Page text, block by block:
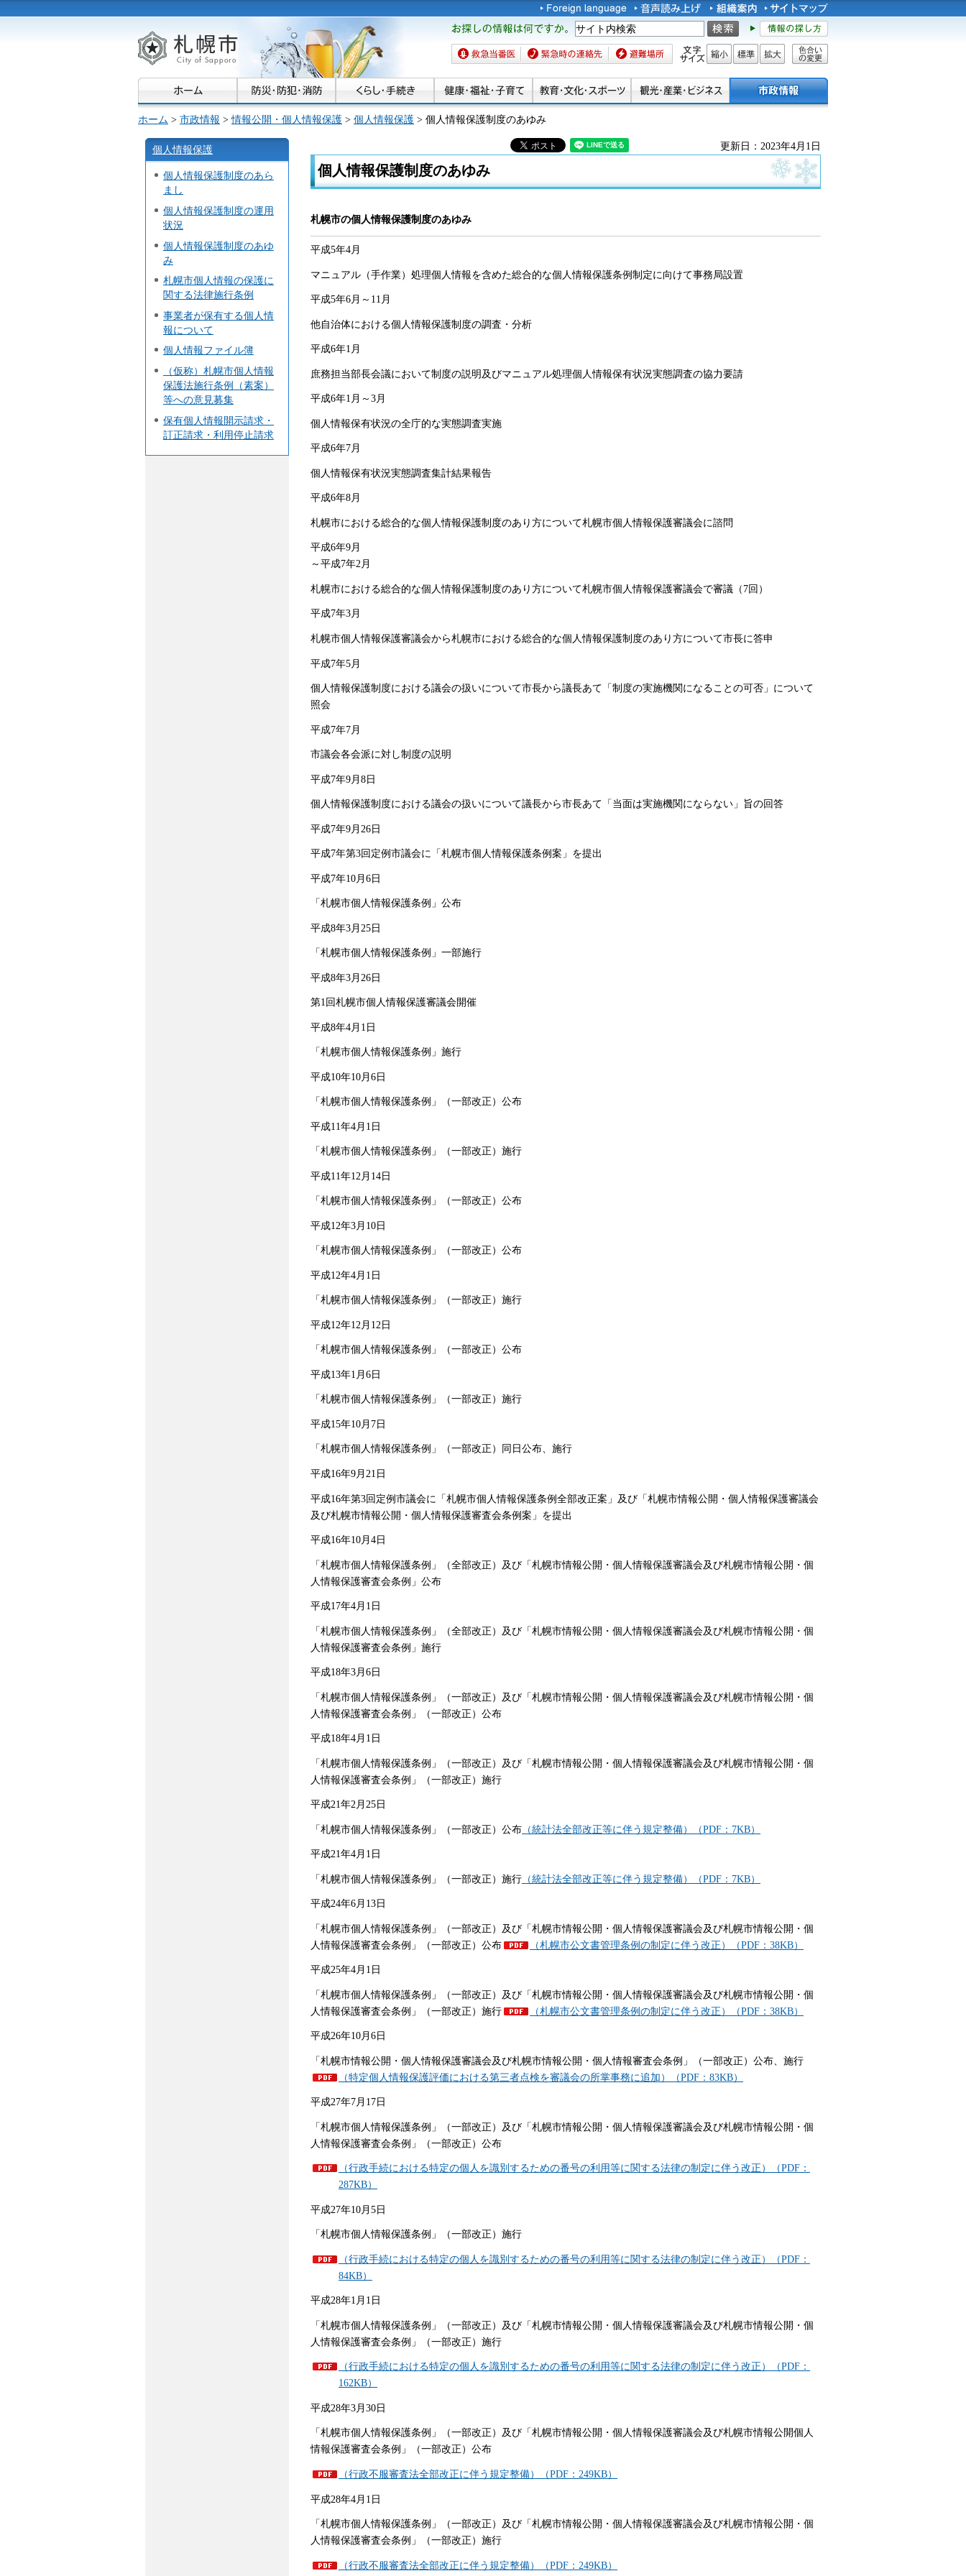
札幌市
お探しの情報は何です
か。
救急当番医 緊急時の連絡先 避難場所 文字サイズ
縮小 標準 拡大
色合い
ホーム > 市政情報 >情報公開・個人情報保護 > 個人情報保護 > 個人情報保護制度のあゆみ
個人情報保護
個人情報保護制度のあら
まし
個人情報保護制度の運用
状況
個人情報保護制度のあゆ
み
札幌市個人情報の保護に
関する法律施行条例
事業者が保有する個人情
報について
個人情報ファイル簿
（仮称）札幌市個人情報
保護法施行条例（素案）
等への意見募集
保有個人情報開示請求・
訂正請求・利用停止請求
更新日：2023年4月1日
個人情報保護制度のあゆみ
札幌市の個人情報保護制度のあゆみ
平成5年4月
マニュアル（手作業）処理個人情報を含めた総合的な個人情報保護条例制定に向けて事務局設置
平成5年6月～11月
他自治体における個人情報保護制度の調査・分析
平成6年1月
庶務担当部長会議において制度の説明及びマニュアル処理個人情報保有状況実態調査の協力要請
平成6年1月～3月
個人情報保有状況の全庁的な実態調査実施
平成6年7月
個人情報保有状況実態調査集計結果報告
平成6年8月
札幌市における総合的な個人情報保護制度のあり方について札幌市個人情報保護審議会に諮問
平成6年9月
～平成7年2月
札幌市における総合的な個人情報保護制度のあり方について札幌市個人情報保護審議会で審議（7回）
平成7年3月
札幌市個人情報保護審議会から札幌市における総合的な個人情報保護制度のあり方について市長に答申
平成7年5月
個人情報保護制度における議会の扱いについて市長から議長あて「制度の実施機関になることの可否」について
照会
平成7年7月
市議会各会派に対し制度の説明
平成7年9月8日
個人情報保護制度における議会の扱いについて議長から市長あて「当面は実施機関にならない」旨の回答
平成7年9月26日
平成7年第3回定例市議会に「札幌市個人情報保護条例案」を提出
平成7年10月6日
「札幌市個人情報保護条例」公布
平成8年3月25日
「札幌市個人情報保護条例」一部施行
平成8年3月26日
第1回札幌市個人情報保護審議会開催
平成8年4月1日
「札幌市個人情報保護条例」施行
平成10年10月6日
「札幌市個人情報保護条例」（一部改正）公布
平成11年4月1日
「札幌市個人情報保護条例」（一部改正）施行
平成11年12月14日
「札幌市個人情報保護条例」（一部改正）公布
平成12年3月10日
「札幌市個人情報保護条例」（一部改正）公布
平成12年4月1日
「札幌市個人情報保護条例」（一部改正）施行
平成12年12月12日
「札幌市個人情報保護条例」（一部改正）公布
平成13年1月6日
「札幌市個人情報保護条例」（一部改正）施行
平成15年10月7日
「札幌市個人情報保護条例」（一部改正）同日公布、施行
平成16年9月21日
平成16年第3回定例市議会に「札幌市個人情報保護条例全部改正案」及び「札幌市情報公開・個人情報保護審議会
及び札幌市情報公開・個人情報保護審査会条例案」を提出
平成16年10月4日
「札幌市個人情報保護条例」（全部改正）及び「札幌市情報公開・個人情報保護審議会及び札幌市情報公開・個
人情報保護審査会条例」公布
平成17年4月1日
「札幌市個人情報保護条例」（全部改正）及び「札幌市情報公開・個人情報保護審議会及び札幌市情報公開・個
人情報保護審査会条例」施行
平成18年3月6日
「札幌市個人情報保護条例」（一部改正）及び「札幌市情報公開・個人情報保護審議会及び札幌市情報公開・個
人情報保護審査会条例」（一部改正）公布
平成18年4月1日
「札幌市個人情報保護条例」（一部改正）及び「札幌市情報公開・個人情報保護審議会及び札幌市情報公開・個
人情報保護審査会条例」（一部改正）施行
平成21年2月25日
「札幌市個人情報保護条例」（一部改正）公布 （統計法全部改正等に伴う規定整備）（PDF：7KB）
平成21年4月1日
「札幌市個人情報保護条例」（一部改正）施行 （統計法全部改正等に伴う規定整備）（PDF：7KB）
平成24年6月13日
「札幌市個人情報保護条例」（一部改正）及び「札幌市情報公開・個人情報保護審議会及び札幌市情報公開・個
人情報保護審査会条例」（一部改正）公布
（札幌市公文書管理条例の制定に伴う改正）（PDF：38KB）
平成25年4月1日
「札幌市個人情報保護条例」（一部改正）及び「札幌市情報公開・個人情報保護審議会及び札幌市情報公開・個
人情報保護審査会条例」（一部改正）施行
（札幌市公文書管理条例の制定に伴う改正）（PDF：38KB）
平成26年10月6日
「札幌市情報公開・個人情報保護審議会及び札幌市情報公開・個人情報審査会条例」（一部改正）公布、施行
（特定個人情報保護評価における第三者点検を審議会の所掌事務に追加）（PDF：83KB）
平成27年7月17日
「札幌市個人情報保護条例」（一部改正）及び「札幌市情報公開・個人情報保護審議会及び札幌市情報公開・個
人情報保護審査会条例」（一部改正）公布
（行政手続における特定の個人を識別するための番号の利用等に関する法律の制定に伴う改正）（PDF：
287KB）
平成27年10月5日
「札幌市個人情報保護条例」（一部改正）施行
（行政手続における特定の個人を識別するための番号の利用等に関する法律の制定に伴う改正）（PDF：
84KB）
平成28年1月1日
「札幌市個人情報保護条例」（一部改正）及び「札幌市情報公開・個人情報保護審議会及び札幌市情報公開・個
人情報保護審査会条例」（一部改正）施行
（行政手続における特定の個人を識別するための番号の利用等に関する法律の制定に伴う改正）（PDF：
162KB）
平成28年3月30日
「札幌市個人情報保護条例」（一部改正）及び「札幌市情報公開・個人情報保護審議会及び札幌市情報公開個人
情報保護審査会条例」（一部改正）公布
（行政不服審査法全部改正に伴う規定整備）（PDF：249KB）
平成28年4月1日
「札幌市個人情報保護条例」（一部改正）及び「札幌市情報公開・個人情報保護審議会及び札幌市情報公開・個
人情報保護審査会条例」（一部改正）施行
（行政不服審査法全部改正に伴う規定整備）（PDF：249KB）